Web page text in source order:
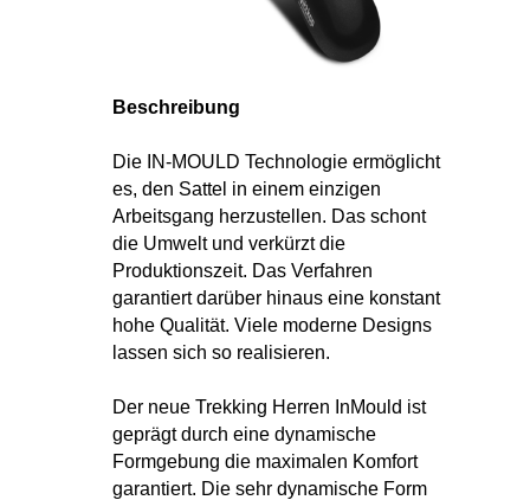
Beschreibung
Die IN-MOULD Technologie ermöglicht
es, den Sattel in einem einzigen
Arbeitsgang herzustellen. Das schont
die Umwelt und verkürzt die
Produktionszeit. Das Verfahren
garantiert darüber hinaus eine konstant
hohe Qualität. Viele moderne Designs
lassen sich so realisieren.
Der neue Trekking Herren InMould ist
geprägt durch eine dynamische
Formgebung die maximalen Komfort
garantiert. Die sehr dynamische Form